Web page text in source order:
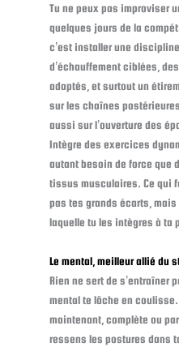
Tu ne peux pas improviser
quelques jours de la
c’est installer une
d’échauffement ciblées,
adaptés, et surtout un
sur les chaînes
aussi sur l’ouverture des
Intègre des exercices
autant besoin de force que
tissus musculaires. Ce qui
pas tes grands écarts,
laquelle tu les intègres à ta
Le mental, meilleur allié du
Rien ne sert de s’entraîner
mental te lâche en
maintenant, complète ou
ressens les postures dans